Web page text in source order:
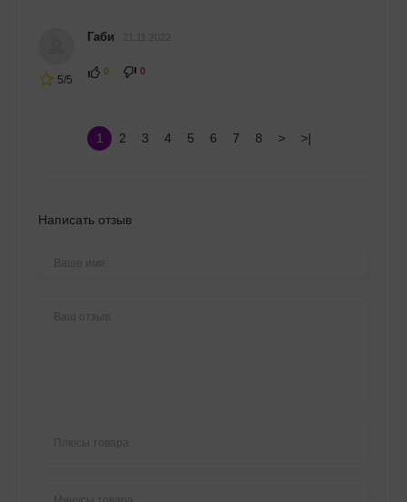
5/5
Габи
0 0
1 2 3 4 5 6 7 8 > >|
Написать отзыв